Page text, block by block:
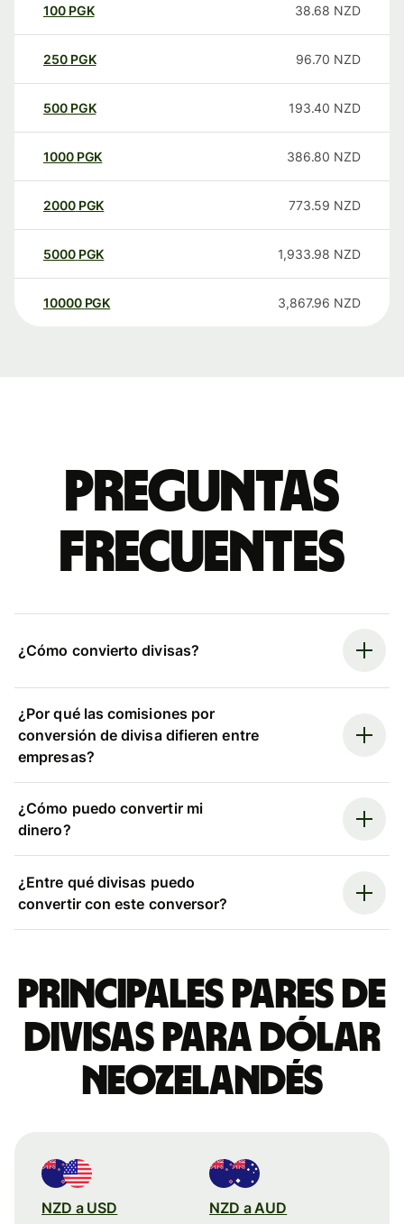
100 PGK 38.68 NZD
250 PGK 96.70 NZD
500 PGK 193.40 NZD
1000 PGK 386.80 NZD
2000 PGK 773.59 NZD
5000 PGK 1,933.98 NZD
10000 PGK 3,867.96 NZD
Preguntas
frecuentes
¿Cómo convierto divisas?
¿Por qué las comisiones por
conversión de divisa difieren entre
empresas?
¿Cómo puedo convertir mi
dinero?
¿Entre qué divisas puedo
convertir con este conversor?
Principales pares de
divisas para dólar
neozelandés
NZD a USD NZD a AUD